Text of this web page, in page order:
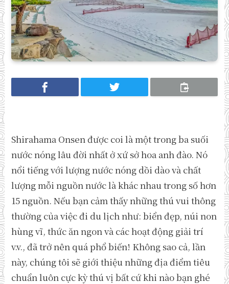
Shirahama Onsen được coi là một trong ba suối
nước nóng lâu đời nhất ở xứ sở hoa anh đào. Nó
nổi tiếng với lượng nước nóng dồi dào và chất
lượng mỗi nguồn nước là khác nhau trong số hơn
15 nguồn. Nếu bạn cảm thấy những thú vui thông
thường của việc đi du lịch như: biển đẹp, núi non
hùng vĩ, thức ăn ngon và các hoạt động giải trí
v.v., đã trở nên quá phổ biến! Không sao cả, lần
này, chúng tôi sẽ giới thiệu những địa điểm tiêu
chuẩn luôn cực kỳ thú vị bất cứ khi nào bạn ghé